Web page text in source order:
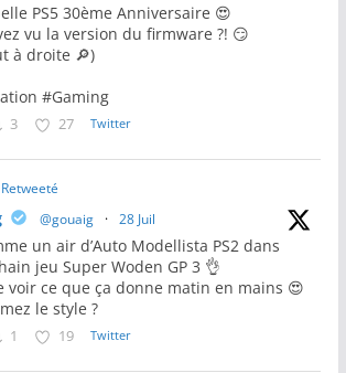
PS5 30ème Anniversaire 😍
vu la version du firmware ?! 😏
à droite 🔎)
#Gaming
3 27 Twitter
@gouaig · 28 Juil
un air d’Auto Modellista PS2 dans
jeu Super Woden GP 3 👌
voir ce que ça donne matin en mains 😍
le style ?
1 19 Twitter